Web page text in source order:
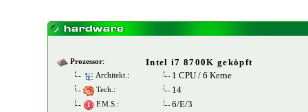
Prozessor: Intel i7 8700K geköpft
Architekt.: 1 CPU / 6 Kerne
Tech.: 14
F.M.S.: 6/E/3